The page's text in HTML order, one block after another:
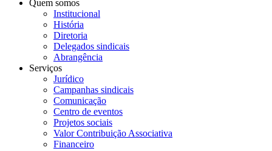
Quem somos
Institucional
História
Diretoria
Delegados sindicais
Abrangência
Serviços
Jurídico
Campanhas sindicais
Comunicação
Centro de eventos
Projetos sociais
Valor Contribuição Associativa
Financeiro